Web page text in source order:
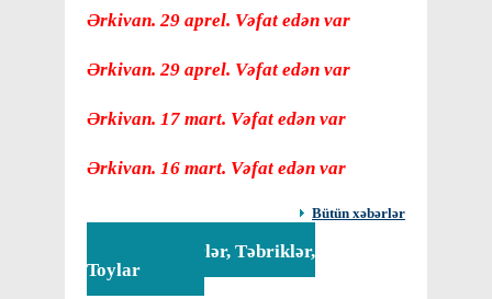
Ərkivan. 29 aprel. Vəfat edən var
Ərkivan. 29 aprel. Vəfat edən var
Ərkivan. 17 mart. Vəfat edən var
Ərkivan. 16 mart. Vəfat edən var
Bütün xəbərlər
Tədbirlər, Təbriklər,
Toylar